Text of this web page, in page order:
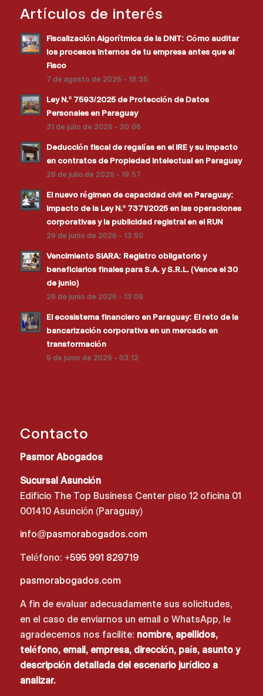
Artículos de interés
Fiscalización Algorítmica de la DNIT: Cómo auditar
los procesos internos de tu empresa antes que el
Fisco
7 de agosto de 2026 - 18:35
Ley N.º 7593/2025 de Protección de Datos
Personales en Paraguay
31 de julio de 2026 - 20:06
Deducción fiscal de regalías en el IRE y su impacto
en contratos de Propiedad Intelectual en Paraguay
28 de julio de 2026 - 19:57
El nuevo régimen de capacidad civil en Paraguay:
impacto de la Ley N.º 7371/2025 en las operaciones
corporativas y la publicidad registral en el RUN
29 de junio de 2026 - 13:50
Vencimiento SIARA: Registro obligatorio y
beneficiarios finales para S.A. y S.R.L. (Vence el 30
de junio)
26 de junio de 2026 - 13:09
El ecosistema financiero en Paraguay: El reto de la
bancarización corporativa en un mercado en
transformación
9 de junio de 2026 - 03:12
Contacto
Pasmor Abogados
Sucursal Asunción
Edificio The Top Business Center piso 12 oficina 01
001410 Asunción (Paraguay)
info@pasmorabogados.com
Teléfono: +595 991 829719
pasmorabogados.com
A fin de evaluar adecuadamente sus solicitudes,
en el caso de enviarnos un email o WhatsApp, le
agradecemos nos facilite: nombre, apellidos,
teléfono, email, empresa, dirección, país, asunto y
descripción detallada del escenario jurídico a
analizar.